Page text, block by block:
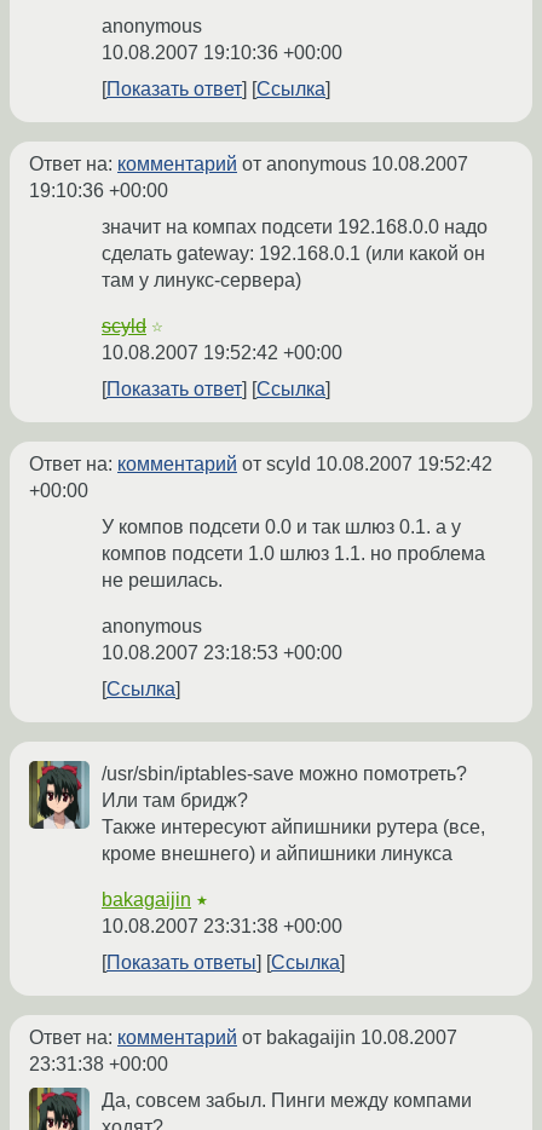
anonymous
10.08.2007 19:10:36 +00:00
Показать ответ
Ссылка
Ответ на: комментарий от anonymous 10.08.2007
19:10:36 +00:00
значит на компах подсети 192.168.0.0 надо
сделать gateway: 192.168.0.1 (или какой он
там у линукс-сервера)
scyld ☆
10.08.2007 19:52:42 +00:00
Показать ответ
Ссылка
Ответ на: комментарий от scyld 10.08.2007 19:52:42
+00:00
У компов подсети 0.0 и так шлюз 0.1. а у
компов подсети 1.0 шлюз 1.1. но проблема
не решилась.
anonymous
10.08.2007 23:18:53 +00:00
Ссылка
/usr/sbin/iptables-save можно помотреть?
Или там бридж?
Также интересуют айпишники рутера (все,
кроме внешнего) и айпишники линукса
bakagaijin ★
10.08.2007 23:31:38 +00:00
Показать ответы
Ссылка
Ответ на: комментарий от bakagaijin 10.08.2007
23:31:38 +00:00
Да, совсем забыл. Пинги между компами